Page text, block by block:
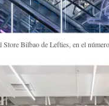
Bilbao de Lefties, en el